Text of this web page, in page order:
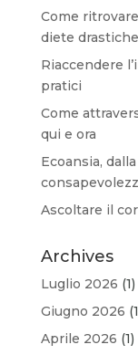
Come
diete drastiche
Riaccendere
pratici
Come
qui e ora
Ecoansia,
Ascoltare il
Archives
Luglio 2026 (1)
Giugno 2026
Aprile 2026 (1)